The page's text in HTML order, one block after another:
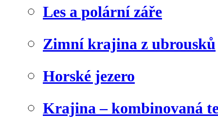
Les a polární záře
Zimní krajina z ubrousků
Horské jezero
Krajina – kombinovaná